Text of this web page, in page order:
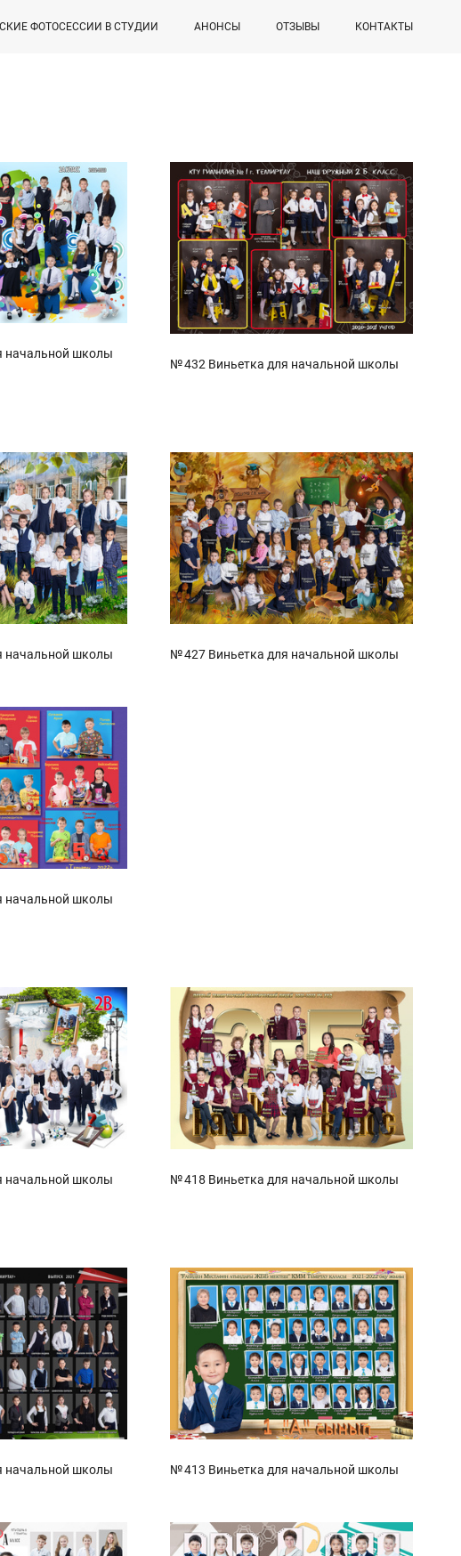
ФОТОСЕССИИ В СТУДИИ АНОНСЫ ОТЗЫВЫ КОНТАКТЫ
начальной школы
№ 432 Виньетка для начальной школы
начальной школы № 427 Виньетка для начальной школы
начальной школы
начальной школы № 418 Виньетка для начальной школы
начальной школы № 413 Виньетка для начальной школы